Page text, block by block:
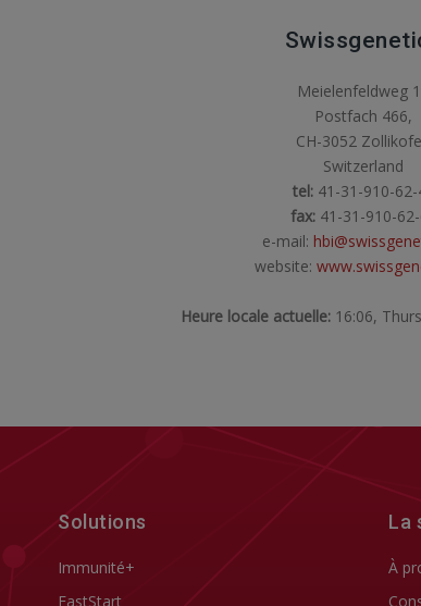
Meielenfeldweg
Postfach 466,
CH-3052
Switzerland
tel: 41-31-910-62-
fax: 41-31-910-
e-mail:
website:
Heure locale actuelle: 16:06,
Solutions
Immunité+
FastStart
La
À